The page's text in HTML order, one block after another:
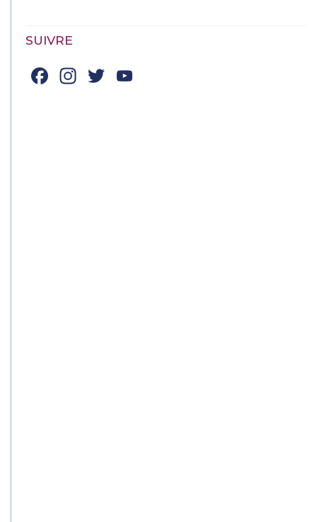
SUIVRE
Facebook
Instagram
Twitter